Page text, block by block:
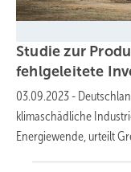
Studie zur
fehlgeleitete
03.09.2023 -
klimaschädliche
Energiewende, urteilt